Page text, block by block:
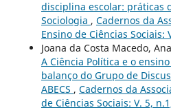
disciplina escolar: práticas
Sociologia , Cadernos da
Ensino de Ciências
Joana da Costa Macedo,
A Ciência Política e o
balanço do Grupo de
ABECS , Cadernos da
de Ciências Sociais: V. 5,